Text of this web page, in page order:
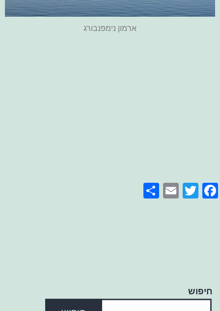
ארמון נימפנבורג
Facebook
Twitter
Email
חיפוש